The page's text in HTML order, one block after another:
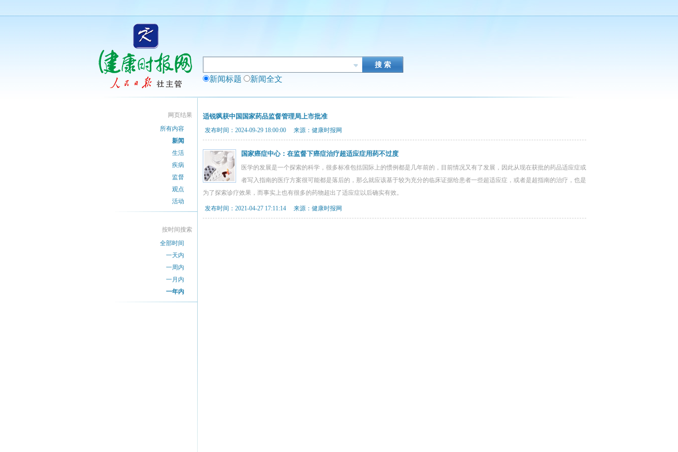
新闻标题 新闻全文
网页结果
所有内容
新闻
生活
疾病
监督
观点
活动
按时间搜索
全部时间
一天内
一周内
一月内
一年内
适锐飒获中国国家药品监督管理局上市批准
发布时间：2024-09-29 18:00:00 来源：健康时报网
国家癌症中心：在监督下癌症治疗超适应症用药不过度
医学的发展是一个探索的科学，很多标准包括国际上的惯例都是几年前的，目前情况又有了发展，因此从现在获批的药品适应症或
者写入指南的医疗方案很可能都是落后的，那么就应该基于较为充分的临床证据给患者一些超适应症，或者是超指南的治疗，也是
为了探索诊疗效果，而事实上也有很多的药物超出了适应症以后确实有效。
发布时间：2021-04-27 17:11:14 来源：健康时报网